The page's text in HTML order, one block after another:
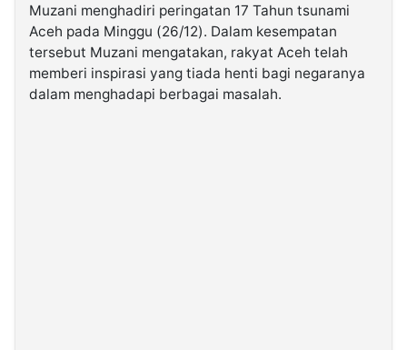
Kabarbaru.co
2026
Muzani menghadiri peringatan 17 Tahun tsunami
Aceh pada Minggu (26/12). Dalam kesempatan
tersebut Muzani mengatakan, rakyat Aceh telah
memberi inspirasi yang tiada henti bagi negaranya
dalam menghadapi berbagai masalah.